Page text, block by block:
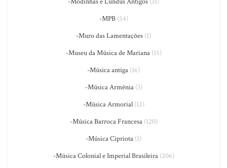
-MPB(54)
-Muro das Lamentações (1)
-Museu da Música de Mariana(15)
-Música antiga (16)
-Música Armênia(3)
-Música Armorial(12)
-Música Barroca Francesa(120)
-Música Cipriota (1)
-Música Colonial e Imperial Brasileira(206)